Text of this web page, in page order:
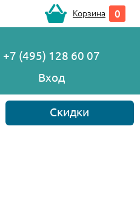
Корзина 0
+7 (495) 128 60 07
Вход
Скидки